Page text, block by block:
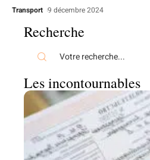
Transport 9 décembre 2024
Recherche
Les incontournables